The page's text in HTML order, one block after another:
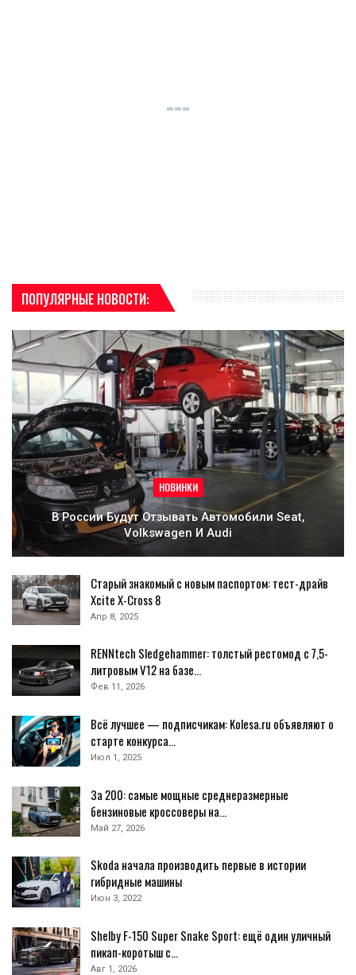
ПОПУЛЯРНЫЕ НОВОСТИ:
НОВИНКИ
В России Будут Отзывать Автомобили Seat,
Volkswagen И Audi
Старый знакомый с новым паспортом: тест-драйв
Xcite X-Cross 8
Апр 8, 2025
RENNtech Sledgehammer: толстый рестомод с 7,5-
литровым V12 на базе…
Фев 11, 2026
Всё лучшее — подписчикам: Kolesa.ru объявляют о
старте конкурса…
Июл 1, 2025
За 200: самые мощные среднеразмерные
бензиновые кроссоверы на…
Май 27, 2026
Skoda начала производить первые в истории
гибридные машины
Июн 3, 2022
Shelby F-150 Super Snake Sport: ещё один уличный
пикап-коротыш с…
Авг 1, 2026